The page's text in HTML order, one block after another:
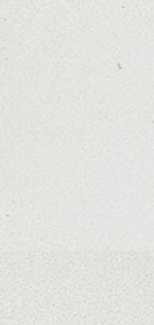
ハンサムショート／
善/TOKIOトリート